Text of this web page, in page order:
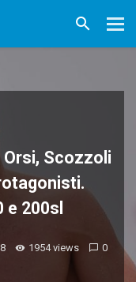
Scozzoli
e 200sl
1954 views 0